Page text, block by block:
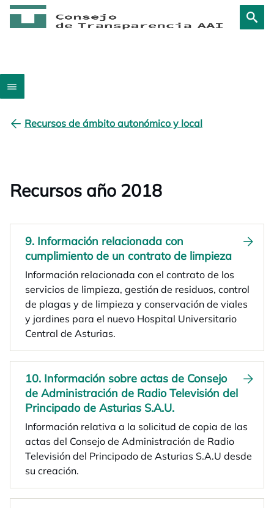
Recursos de ámbito autonómico y local
Recursos año 2018
9. Información relacionada con
cumplimiento de un contrato de limpieza
Información relacionada con el contrato de los
servicios de limpieza, gestión de residuos, control
de plagas y de limpieza y conservación de viales
y jardines para el nuevo Hospital Universitario
Central de Asturias.
10. Información sobre actas de Consejo
de Administración de Radio Televisión del
Principado de Asturias S.A.U.
Información relativa a la solicitud de copia de las
actas del Consejo de Administración de Radio
Televisión del Principado de Asturias S.A.U desde
su creación.